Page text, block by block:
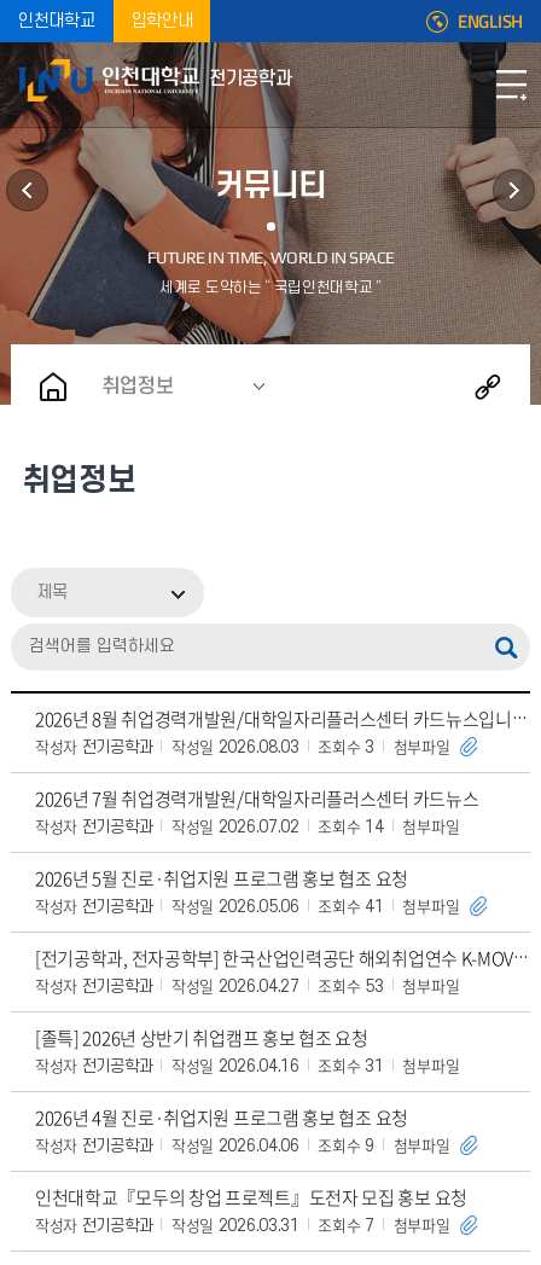
인천대학교 입학안내 ENGLISH
전기공학과
커뮤니티
취업정보
취업정보
제목
2026년 8월 취업경력개발원/대학일자리플러스센터 카드뉴스입니다
작성자 전기공학과 작성일 2026.08.03 조회수 3 첨부파일
2026년 7월 취업경력개발원/대학일자리플러스센터 카드뉴스
작성자 전기공학과 작성일 2026.07.02 조회수 14 첨부파일
2026년 5월 진로·취업지원 프로그램 홍보 협조 요청
작성자 전기공학과 작성일 2026.05.06 조회수 41 첨부파일
[전기공학과, 전자공학부] 한국산업인력공단 해외취업연수 K-MOVE 베트남 과정 홍보 협조
작성자 전기공학과 작성일 2026.04.27 조회수 53 첨부파일
[졸특] 2026년 상반기 취업캠프 홍보 협조 요청
작성자 전기공학과 작성일 2026.04.16 조회수 31 첨부파일
2026년 4월 진로·취업지원 프로그램 홍보 협조 요청
작성자 전기공학과 작성일 2026.04.06 조회수 9 첨부파일
인천대학교『모두의 창업 프로젝트』도전자 모집 홍보 요청
작성자 전기공학과 작성일 2026.03.31 조회수 7 첨부파일